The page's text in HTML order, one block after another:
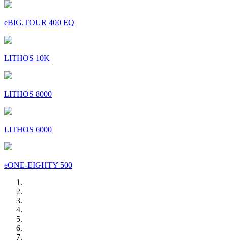
eBIG.TOUR 400 EQ
LITHOS 10K
LITHOS 8000
LITHOS 6000
eONE-EIGHTY 500